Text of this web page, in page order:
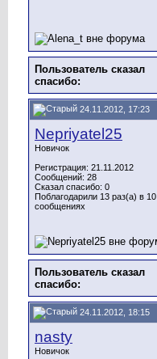
Пользователь сказал
cпасибо:
24.11.2012, 17:23
Nepriyatel25
Новичок
Регистрация: 21.11.2012
Сообщений: 28
Сказал спасибо: 0
Поблагодарили 13 раз(а) в 10
сообщениях
Пользователь сказал
cпасибо:
24.11.2012, 18:15
nasty
Новичок